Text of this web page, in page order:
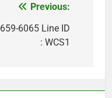
Previous:
6065 Line ID
: WCS1